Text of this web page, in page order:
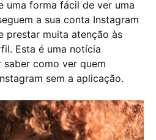
uma forma fácil de ver uma
a sua conta Instagram
prestar muita atenção às
Esta é uma notícia
como ver quem
sem a aplicação.